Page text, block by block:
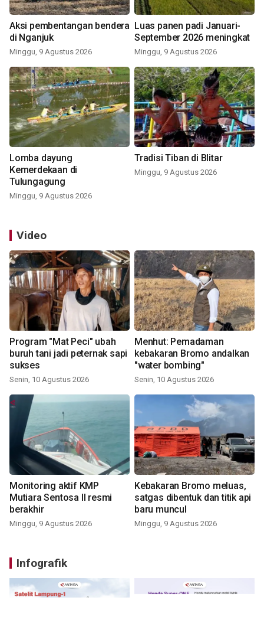
Aksi pembentangan bendera
di Nganjuk
Minggu, 9 Agustus 2026
Luas panen padi Januari-
September 2026 meningkat
Minggu, 9 Agustus 2026
Lomba dayung
Kemerdekaan di
Tulungagung
Minggu, 9 Agustus 2026
Tradisi Tiban di Blitar
Minggu, 9 Agustus 2026
Video
Program "Mat Peci" ubah
buruh tani jadi peternak sapi
sukses
Senin, 10 Agustus 2026
Menhut: Pemadaman
kebakaran Bromo andalkan
"water bombing"
Senin, 10 Agustus 2026
Monitoring aktif KMP
Mutiara Sentosa II resmi
berakhir
Minggu, 9 Agustus 2026
Kebakaran Bromo meluas,
satgas dibentuk dan titik api
baru muncul
Minggu, 9 Agustus 2026
Infografik